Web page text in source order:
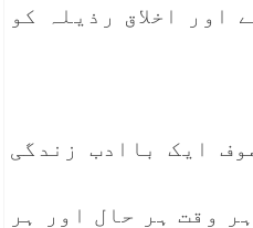
اور اخلاق رذیلہ کو
ایک باادب زندگی
وقت ہر حال اور ہر